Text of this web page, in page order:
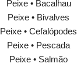
Peixe • Bacalhau
Peixe • Bivalves
Peixe • Cefalópodes
Peixe • Pescada
Peixe • Salmão